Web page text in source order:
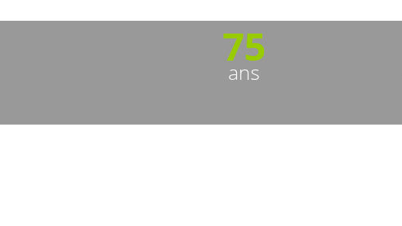
75
ans